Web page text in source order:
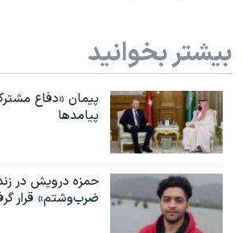
بیشتر بخوانید
پیمان «دفاع
پیامدها
حمزه درویش در
ضرب‌وشتم» قرار